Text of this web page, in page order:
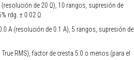
de 20 Ω), 10 rangos, supresión de
rdg. ± 0.02 Ω
A (resolución de 0.1 A), 5 rangos, supresión de
RMS), factor de cresta 5.0 o menos (para el